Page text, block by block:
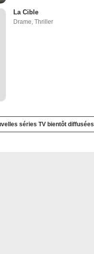
La Cible
Drame,Thriller
séries TV bientôt diffusées